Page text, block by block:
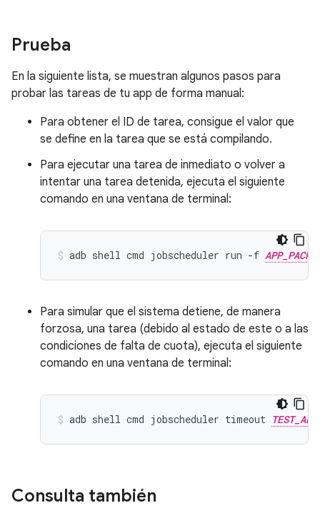
Prueba
En la siguiente lista, se muestran algunos pasos para
probar las tareas de tu app de forma manual:
Para obtener el ID de tarea, consigue el valor que
se define en la tarea que se está compilando.
Para ejecutar una tarea de inmediato o volver a
intentar una tarea detenida, ejecuta el siguiente
comando en una ventana de terminal:
adb shell cmd jobscheduler run -f
Para simular que el sistema detiene, de manera
forzosa, una tarea (debido al estado de este o a las
condiciones de falta de cuota), ejecuta el siguiente
comando en una ventana de terminal:
adb shell cmd jobscheduler timeout
Consulta también